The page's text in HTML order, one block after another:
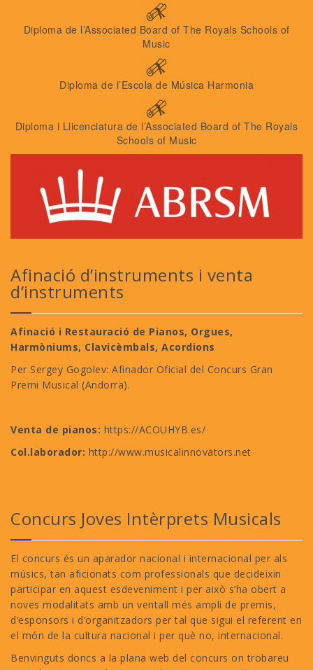
Diploma de l’Associated Board of The Royals Schools of
Music
Diploma de l’Escola de Música Harmonia
Diploma i Llicenciatura de l’Associated Board of The Royals
Schools of Music
Afinació d’instruments i venta
d’instruments
Afinació i Restauració de Pianos, Orgues,
Harmòniums, Clavicèmbals, Acordions
Per Sergey Gogolev: Afinador Oficial del Concurs Gran
Premi Musical (Andorra).
Venta de pianos: https://ACOUHYB.es/
Col.laborador: http://www.musicalinnovators.net
Concurs Joves Intèrprets Musicals
El concurs és un aparador nacional i internacional per als
músics, tan aficionats com professionals que decideixin
participar en aquest esdeveniment i per això s’ha obert a
noves modalitats amb un ventall més ampli de premis,
d’esponsors i d’organitzadors per tal que sigui el referent en
el món de la cultura nacional i per què no, internacional.
Benvinguts doncs a la plana web del concurs on trobareu